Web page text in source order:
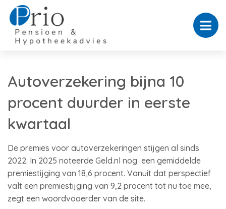
Autoverzekering bijna 10
procent duurder in eerste
kwartaal
De premies voor autoverzekeringen stijgen al sinds
2022. In 2025 noteerde Geld.nl nog een gemiddelde
premiestijging van 18,6 procent. Vanuit dat perspectief
valt een premiestijging van 9,2 procent tot nu toe mee,
zegt een woordvooerder van de site.